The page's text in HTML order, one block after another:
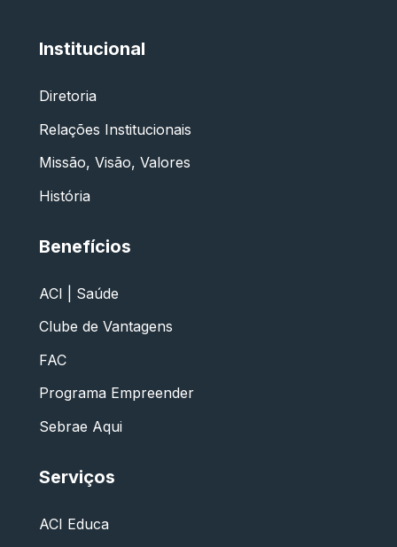
Institucional
Diretoria
Relações Institucionais
Missão, Visão, Valores
História
Benefícios
ACI | Saúde
Clube de Vantagens
FAC
Programa Empreender
Sebrae Aqui
Serviços
ACI Educa